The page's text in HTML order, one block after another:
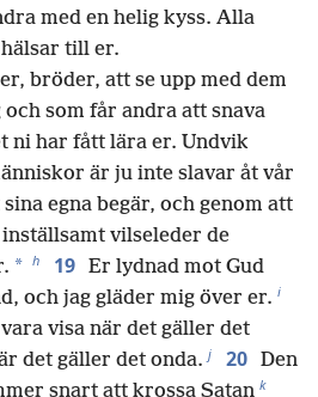
med en helig kyss. Alla
till er.
bröder, att se upp med dem
som får andra att snava
ni har fått lära er. Undvik
är ju inte slavar åt vår
egna begär, och genom att
vilseleder de
* h 19 Er lydnad mot Gud
och jag gläder mig över er. i
visa när det gäller det
det gäller det onda. j 20 Den
snart att krossa Satan k